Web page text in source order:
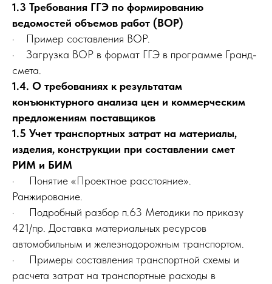
1.3 Требования ГГЭ по формированию
ведомостей объемов работ (ВОР)
· Пример составления ВОР.
· Загрузка ВОР в формат ГГЭ в программе Гранд-
смета.
1.4. О требованиях к результатам
конъюнктурного анализа цен и коммерческим
предложениям поставщиков
1.5 Учет транспортных затрат на материалы,
изделия, конструкции при составлении смет
РИМ и БИМ
· Понятие «Проектное расстояние».
Ранжирование.
· Подробный разбор п.63 Методики по приказу
421/пр. Доставка материальных ресурсов
автомобильным и железнодорожным транспортом.
· Примеры составления транспортной схемы и
расчета затрат на транспортные расходы в